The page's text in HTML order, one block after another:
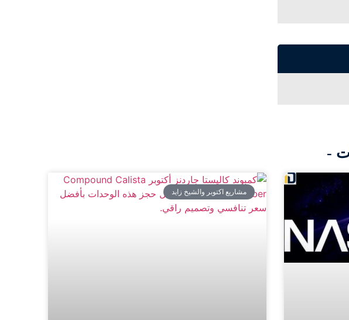
-
مشاريع اكتوبر والشيخ زايد